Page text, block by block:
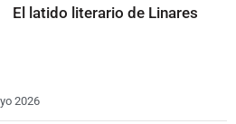
El latido literario de Linares
2026